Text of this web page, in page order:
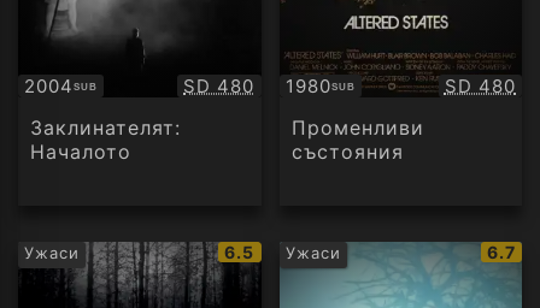
2004SUB
Субтитри Качество:
SD 480
Заклинателят:
Началото
1980SUB
Субтитри SD 480
Променливи
състояния
Ужаси
IMDb
рейтинг:
6.5 Ужаси
IMDb
6.7